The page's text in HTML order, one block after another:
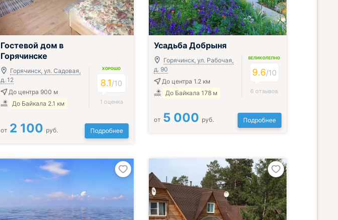
Гостевой дом в
Горячинске
Горячинск, ул. Садовая,
д. 12
До центра 900 м
До Байкала 2.1 км
ХОРОШО
8.1/10
1 оценка
от 2 100 руб. Подробнее
Усадьба Добрыня
Горячинск, ул. Рабочая,
д. 90
До центра 1.2 км
До Байкала 178 м
ВЕЛИКОЛЕПНО
9.6/10
6 отзывов
от 5 000 руб. Подробнее